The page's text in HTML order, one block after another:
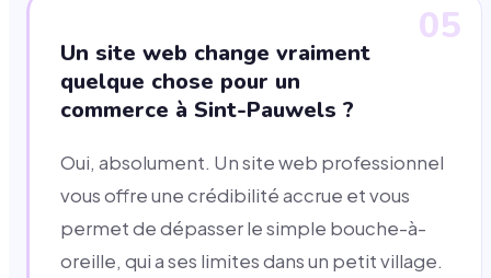
05
Un site web change vraiment
quelque chose pour un
commerce à Sint-Pauwels ?
Oui, absolument. Un site web professionnel
vous offre une crédibilité accrue et vous
permet de dépasser le simple bouche-à-
oreille, qui a ses limites dans un petit village.